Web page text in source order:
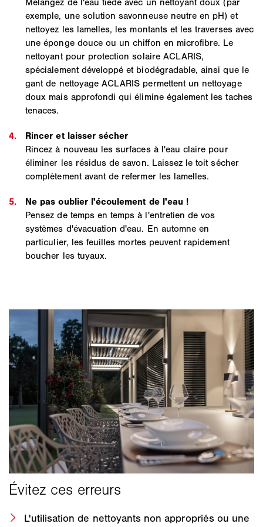
Mélangez de l'eau tiède avec un nettoyant doux (par
exemple, une solution savonneuse neutre en pH) et
nettoyez les lamelles, les montants et les traverses avec
une éponge douce ou un chiffon en microfibre. Le
nettoyant pour protection solaire ACLARIS,
spécialement développé et biodégradable, ainsi que le
gant de nettoyage ACLARIS permettent un nettoyage
doux mais approfondi qui élimine également les taches
tenaces.
Rincez à nouveau les surfaces à l'eau claire pour
éliminer les résidus de savon. Laissez le toit sécher
complètement avant de refermer les lamelles.
Pensez de temps en temps à l'entretien de vos
systèmes d'évacuation d'eau. En automne en
particulier, les feuilles mortes peuvent rapidement
boucher les tuyaux.
L'utilisation de nettoyants non appropriés ou une